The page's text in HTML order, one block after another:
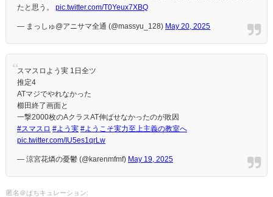
たと思う。 pic.twitter.com/T0Yeux7XBQ
— まっしゅ@アニサマ全通 (@massyu_128) May 20, 2025
スマスロよう実 1日全ツ
推定4
ATマジでやれなかった
櫛田終了画面と
一撃2000枚のAクラスAT伸ばせなかったのが敗因
#スマスロ #よう実 #ようこそ実力至上主義の教室へ
pic.twitter.com/IU5es1qrLw
— 涼宮花燐の憂鬱 (@karenmfmf) May 19, 2025
匿名＠ぱちキュレーション: